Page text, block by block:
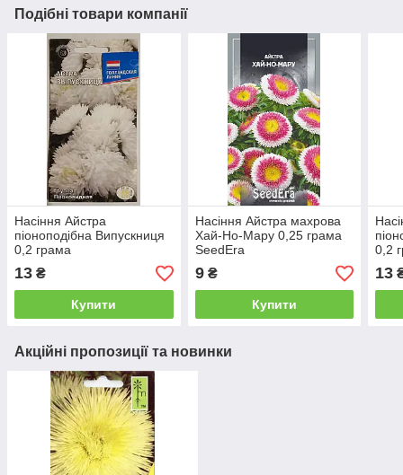
Подібні товари компанії
Насіння Айстра
піоноподібна Випускниця
0,2 грама
13 ₴
Купити
Насіння Айстра махрова
Хай-Но-Мару 0,25 грама
SeedEra
9₴
Купити
0,2
13
Акційні пропозиції та новинки